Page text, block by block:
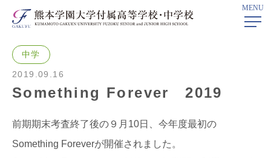
MENU
ホーム>学校ニュース > Something Forever 2019
中学
2019.09.16
Something Forever 2019
前期期末考査終了後の９月10日、今年度最初の
Something Foreverが開催されました。